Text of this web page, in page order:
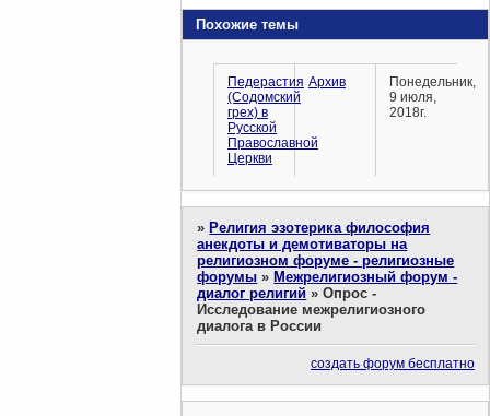
Похожие темы
Педерастия
(Содомский
грех) в
Русской
Православной
Церкви
Архив
Понедельник,
9 июля,
2018г.
» Религия эзотерика философия
анекдоты и демотиваторы на
религиозном форуме - религиозные
форумы » Межрелигиозный форум -
диалог религий »Опрос -
Исследование межрелигиозного
диалога в России
создать форум бесплатно